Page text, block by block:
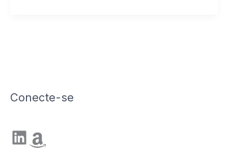
Conecte-se
LinkedIn Amazon